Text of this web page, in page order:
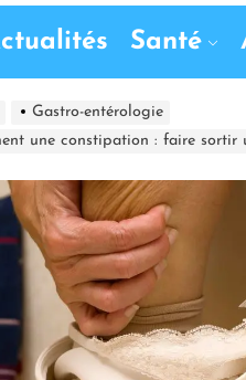
Santé
Gastro-entérologie
une constipation : faire sortir